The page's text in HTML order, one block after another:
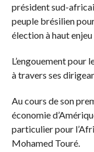
président sud-
peuple brésilien
élection à haut
L’engouement pour
à travers ses
Au cours de son
économie
particulier pour
Mohamed Touré.